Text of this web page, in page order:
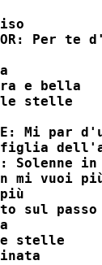
Per te
e bella
le stelle
Mi par
figlia
mi vuoi
sul
le stelle